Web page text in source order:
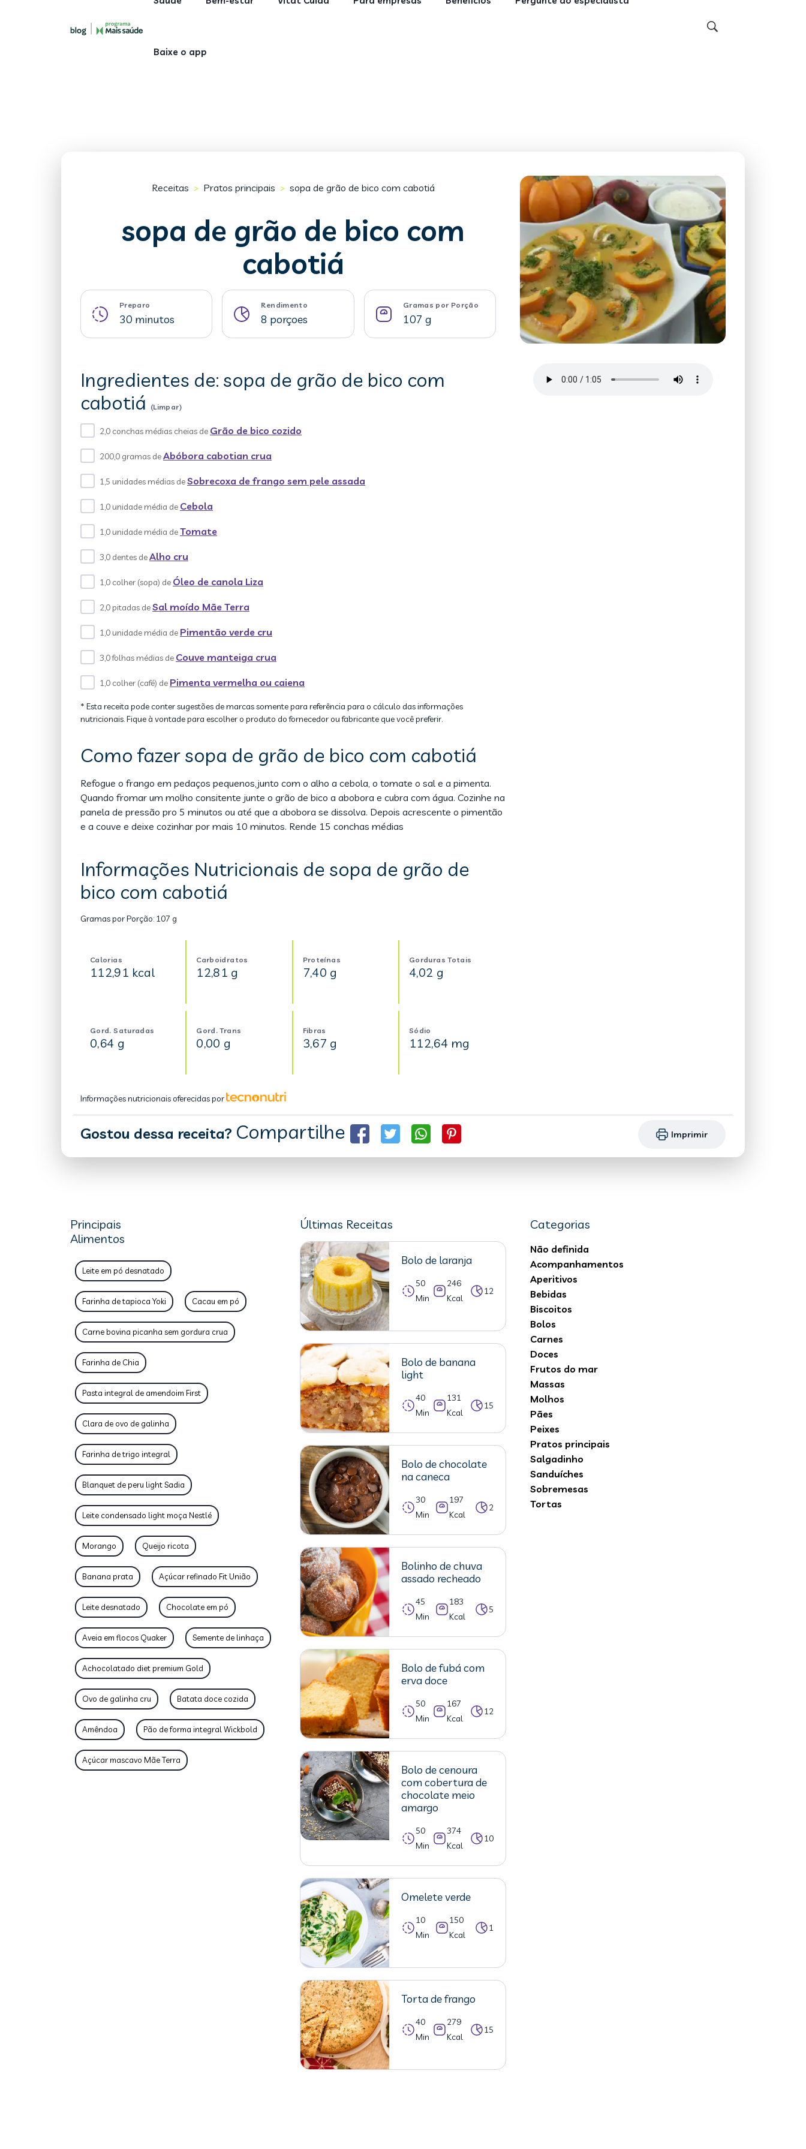
Baixe o app
Receitas > Pratos principais > sopa de grão de bico com cabotiá
sopa de grão de bico com
cabotiá
Preparo
30 minutos
Rendimento
8 porçoes
Gramas por Porção
107 g
Ingredientes de: sopa de grão de bico com
cabotiá
(Limpar)
2,0 conchas médias cheias de Grão de bico cozido
200,0 gramas deAbóbora cabotian crua
1,5 unidades médias deSobrecoxa de frango sem pele assada
1,0 unidade média de Cebola
1,0 unidade média deTomate
3,0 dentes deAlho cru
1,0 colher (sopa) de Óleo de canola Liza
2,0 pitadas deSal moído Mãe Terra
1,0 unidade média de Pimentão verde cru
3,0 folhas médias de Couve manteiga crua
1,0 colher (café) de Pimenta vermelha ou caiena
* Esta receita pode conter sugestões de marcas somente para referência para o cálculo das informações
nutricionais. Fique à vontade para escolher o produto do fornecedor ou fabricante que você preferir.
Como fazer sopa de grão de bico com cabotiá
Refogue o frango em pedaços pequenos,junto com o alho a cebola, o tomate o sal e a pimenta.
Quando fromar um molho consitente junte o grão de bico a abobora e cubra com água. Cozinhe na
panela de pressão pro 5 minutos ou até que a abobora se dissolva. Depois acrescente o pimentão
e a couve e deixe cozinhar por mais 10 minutos. Rende 15 conchas médias
Informações Nutricionais de sopa de grão de
bico com cabotiá
Gramas por Porção: 107 g
Calorias
112,91 kcal
Carboidratos
12,81 g
Proteínas
7,40 g
Gorduras Totais
4,02 g
Gord. Saturadas
0,64 g
Gord. Trans
0,00 g
Fibras
3,67 g
Sódio
112,64 mg
Informações nutricionais oferecidas por
Gostou dessa receita? Compartilhe Imprimir
Principais
Alimentos
Leite em pó desnatado
Farinha de tapioca Yoki Cacau em pó
Carne bovina picanha sem gordura crua
Farinha de Chia
Pasta integral de amendoim First
Clara de ovo de galinha
Farinha de trigo integral
Blanquet de peru light Sadia
Leite condensado light moça Nestlé
Morango Queijo ricota
Banana prata Açúcar refinado Fit União
Leite desnatado Chocolate em pó
Aveia em flocos Quaker Semente de linhaça
Achocolatado diet premium Gold
Ovo de galinha cru Batata doce cozida
Amêndoa Pão de forma integral Wickbold
Açúcar mascavo Mãe Terra
Últimas Receitas
Bolo de laranja
50
Min
246
Kcal
12
Bolo de banana
light
40
Min
131
Kcal
15
Bolo de chocolate
na caneca
30
Min
197
Kcal
2
Bolinho de chuva
assado recheado
45
Min
183
Kcal
5
Bolo de fubá com
erva doce
50
Min
167
Kcal
12
Bolo de cenoura
com cobertura de
chocolate meio
amargo
50
Min
374
Kcal
10
Omelete verde
10
Min
150
Kcal
1
Torta de frango
40
Min
279
Kcal
15
Categorias
Não definida
Acompanhamentos
Aperitivos
Bebidas
Biscoitos
Bolos
Carnes
Doces
Frutos do mar
Massas
Molhos
Pães
Peixes
Pratos principais
Salgadinho
Sanduíches
Sobremesas
Tortas